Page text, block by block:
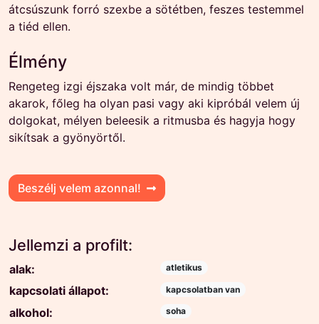
átcsúszunk forró szexbe a sötétben, feszes testemmel
a tiéd ellen.
Élmény
Rengeteg izgi éjszaka volt már, de mindig többet
akarok, főleg ha olyan pasi vagy aki kipróbál velem új
dolgokat, mélyen beleesik a ritmusba és hagyja hogy
sikítsak a gyönyörtől.
Beszélj velem azonnal!
Jellemzi a profilt:
alak: atletikus
kapcsolati állapot: kapcsolatban van
alkohol: soha